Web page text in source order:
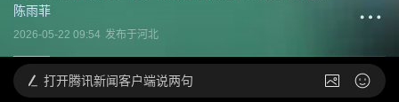
陈雨菲
2026-05-22 09:54 发布于河北
打开腾讯新闻客户端说两句